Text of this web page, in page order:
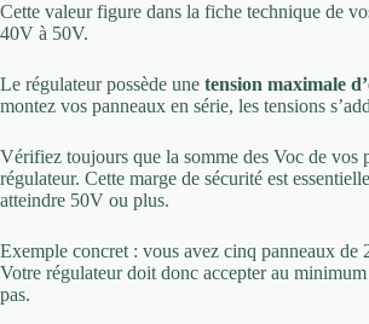
Cette valeur figure dans la fiche technique de
40V à 50V.
Le régulateur possède une tension maximale
montez vos panneaux en série, les tensions
Vérifiez toujours que la somme des Voc de vos
régulateur. Cette marge de sécurité est
atteindre 50V ou plus.
Exemple concret : vous avez cinq panneaux
Votre régulateur doit donc accepter au
pas.